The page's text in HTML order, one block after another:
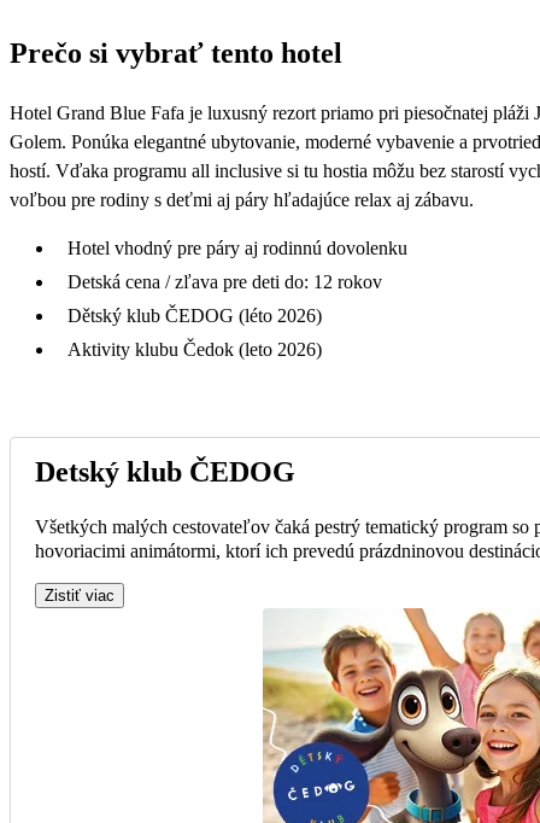
193
Prečo si vybrať tento hotel
Hotel Grand Blue Fafa je luxusný rezort priamo pri piesočnatej pláži
Golem. Ponúka elegantné ubytovanie, moderné vybavenie a
hostí. Vďaka programu all inclusive si tu hostia môžu bez starostí
voľbou pre rodiny s deťmi aj páry hľadajúce relax aj zábavu.
Hotel vhodný pre páry aj rodinnú dovolenku
Detská cena / zľava pre deti do: 12 rokov
Dětský klub ČEDOG (léto 2026)
Aktivity klubu Čedok (leto 2026)
Detský klub ČEDOG
Všetkých malých cestovateľov čaká pestrý tematický program so
hovoriacimi animátormi, ktorí ich prevedú prázdninovou
Zistiť viac